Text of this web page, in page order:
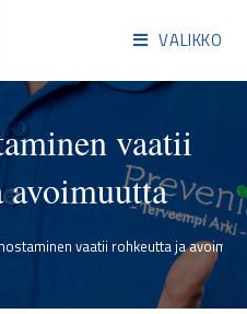
VALIKKO
vaatii
vaatii rohkeutta ja